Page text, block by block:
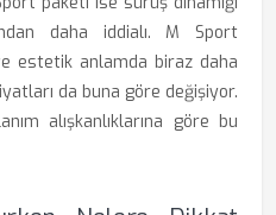
daha iddialı. M Sport
estetik anlamda biraz daha
da buna göre değişiyor.
alışkanlıklarına göre bu